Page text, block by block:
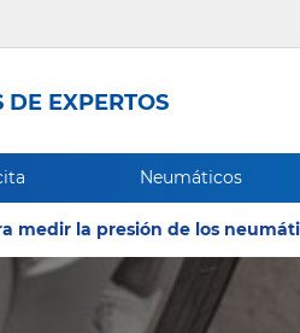
EXPERTOS
Neumáticos
medir la presión de los